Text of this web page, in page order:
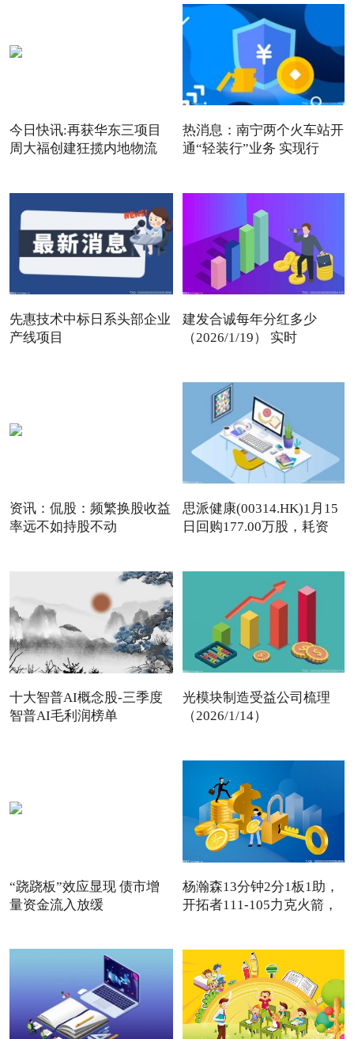
今日快讯:再获华东三项目
周大福创建狂揽内地物流
热消息：南宁两个火车站开
通“轻装行”业务 实现行
先惠技术中标日系头部企业
产线项目
建发合诚每年分红多少
（2026/1/19） 实时
资讯：侃股：频繁换股收益
率远不如持股不动
思派健康(00314.HK)1月15
日回购177.00万股，耗资
十大智普AI概念股-三季度
智普AI毛利润榜单
光模块制造受益公司梳理
（2026/1/14）
“跷跷板”效应显现 债市增
量资金流入放缓
杨瀚森13分钟2分1板1助，
开拓者111-105力克火箭，